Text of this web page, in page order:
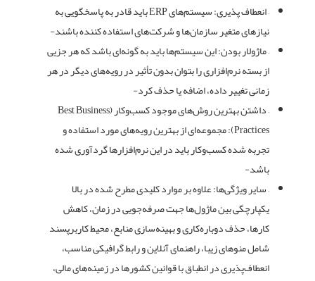
– انعطاف پذیری: سیستم‌های ERP باید قادر به پاسخگویی به
نیازهای متغیر سازمان‌ها و شرکت‌های استفاده کننده باشند-
– ماژولار بودن: این سیستم‌ها باید به گونه‌ای باشد که هر جزیی
از بسته نرم‌افزاری را بتوان بدون تأثیر در رویه‌های دیگر در هر
زمانی تغییر داده، اضافه یا حذف کرد-
– داشتن بهترین روش‌های موجود کسب‌وکار (Best Business
Practices): مجموعه‌ای از بهترین رویه‌های مورد استفاده و
تجربه شده کسب‌وکار باید در این نرم‌افزارها گردآوری شده
باشد-
– سایر ویژگی‌ها: علاوه بر موارد کلیدی مطرح شده در بالا
یکپارچگی بین ماژول‌ها جهت صرفه‌جویی در زمان، کاهش
کارها، حذف دوباره‌کاری و بهینه‌سازی منابع، محیط کاربرپسند
شامل منوهای زیبا، راهنمای آنلاین و رابط گرافیکی مناسب،
انعطاف‌پذیری در انطباق با قوانین کشورها در زمینه‌های مالی،